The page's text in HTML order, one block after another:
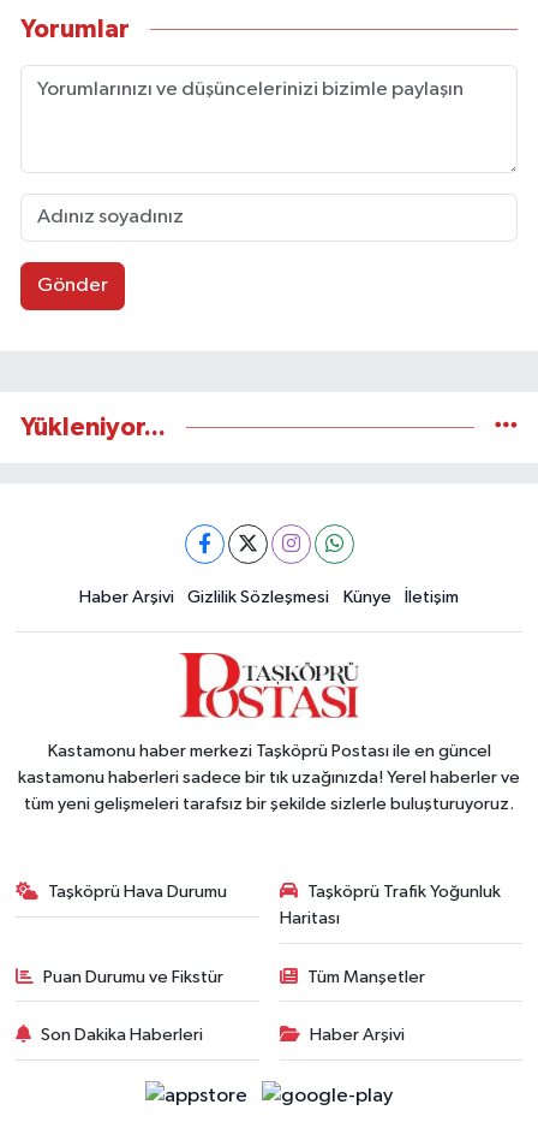
Yorumlar
Gönder
Yükleniyor...
Haber Arşivi Gizlilik Sözleşmesi Künye İletişim
Kastamonu haber merkezi Taşköprü Postası ile en güncel
kastamonu haberleri sadece bir tık uzağınızda! Yerel haberler ve
tüm yeni gelişmeleri tarafsız bir şekilde sizlerle buluşturuyoruz.
Taşköprü Hava Durumu
Taşköprü Trafik Yoğunluk
Haritası
Puan Durumu ve Fikstür Tüm Manşetler
Son Dakika Haberleri Haber Arşivi